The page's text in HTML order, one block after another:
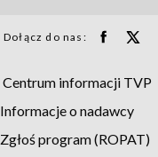
Dołącz do nas:
Centrum informacji TVP
Informacje o nadawcy
Zgłoś program (ROPAT)